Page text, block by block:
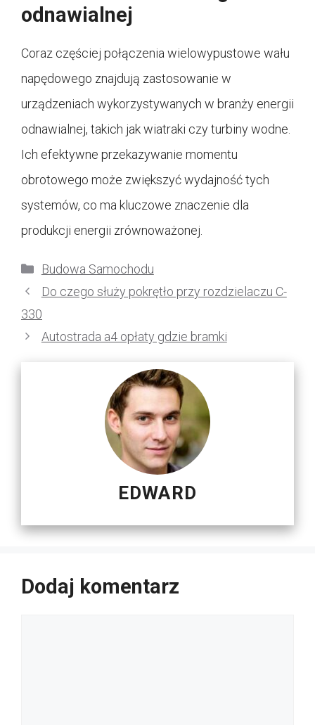
odnawialnej
Coraz częściej połączenia wielowypustowe wału
napędowego znajdują zastosowanie w
urządzeniach wykorzystywanych w branży energii
odnawialnej, takich jak wiatraki czy turbiny wodne.
Ich efektywne przekazywanie momentu
obrotowego może zwiększyć wydajność tych
systemów, co ma kluczowe znaczenie dla
produkcji energii zrównoważonej.
Kategorie
Budowa Samochodu
Do czego służy pokrętło przy rozdzielaczu C-
330
Autostrada a4 opłaty gdzie bramki
EDWARD
Dodaj komentarz